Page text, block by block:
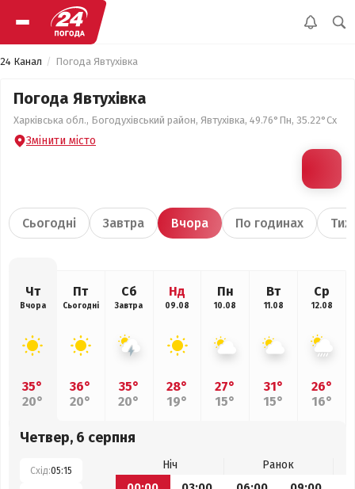
24 Канал Погода Явтухівка
Погода Явтухівка
Харківська обл., Богодухівський район, Явтухівка, 49.76°Пн, 35.22°Сх
Змінити місто
Сьогодні Завтра Вчора По годинах
Чт
Вчора
35°
20°
Пт
Сьогодні
36°
20°
Сб
Завтра
35°
20°
Нд
09.08
28°
19°
Пн
10.08
27°
15°
Вт
11.08
31°
15°
Ср
12.08
26°
16°
Четвер, 6 серпня
Схід:05:15 Ніч
Ранок